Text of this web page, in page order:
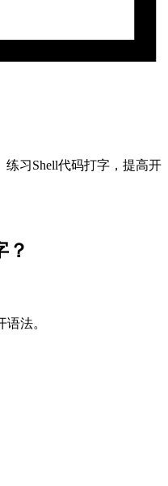
练习Shell代码打字，提高开
？
语法。